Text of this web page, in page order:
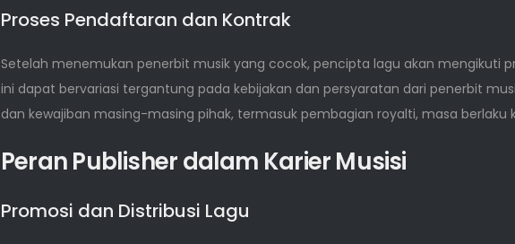
Proses Pendaftaran dan Kontrak
Setelah menemukan penerbit musik yang cocok, pencipta lagu akan mengikuti
ini dapat bervariasi tergantung pada kebijakan dan persyaratan dari penerbit
dan kewajiban masing-masing pihak, termasuk pembagian royalti, masa
Peran Publisher dalam Karier Musisi
Promosi dan Distribusi Lagu